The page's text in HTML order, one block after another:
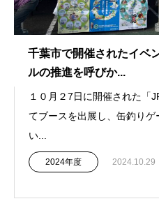
千葉市で開催されたイベ
ルの推進を呼びか...
１０月２7日に開催された「
てブースを出展し、缶釣り
い...
2024年度 2024.10.29